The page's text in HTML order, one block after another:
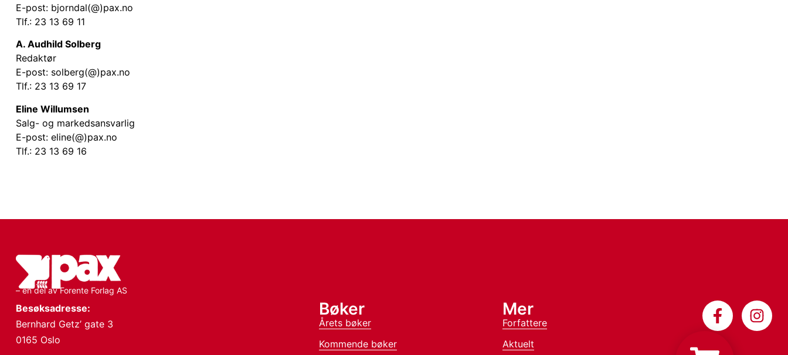
E-post: bjorndal(@)pax.no
Tlf.: 23 13 69 11
A. Audhild Solberg
Redaktør
E-post: solberg(@)pax.no
Tlf.: 23 13 69 17
Eline Willumsen
Salg- og markedsansvarlig
E-post: eline(@)pax.no
Tlf.: 23 13 69 16
– en del av Forente Forlag AS
Besøksadresse:
Bernhard Getz’ gate 3
0165 Oslo
Bøker
Årets bøker
Kommende bøker
Mer
Forfattere
Aktuelt